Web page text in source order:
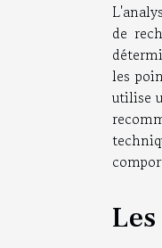
de
les
utilise